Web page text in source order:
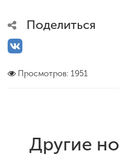
Поделиться
Просмотров: 1951
Другие